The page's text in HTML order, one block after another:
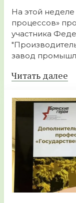
На этой
процессов»
участника
завод
Читать далее